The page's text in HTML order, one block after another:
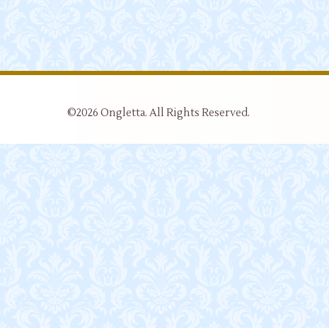
©2026 Ongletta. All Rights Reserved.